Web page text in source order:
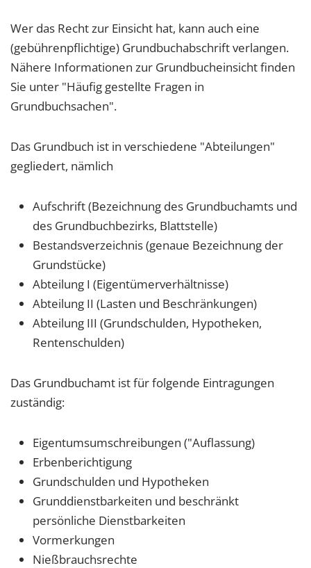
Wer das Recht zur Einsicht hat, kann auch eine
(gebührenpflichtige) Grundbuchabschrift verlangen.
Nähere Informationen zur Grundbucheinsicht finden
Sie unter "Häufig gestellte Fragen in
Grundbuchsachen".
Das Grundbuch ist in verschiedene "Abteilungen"
gegliedert, nämlich
Aufschrift (Bezeichnung des Grundbuchamts und
des Grundbuchbezirks, Blattstelle)
Bestandsverzeichnis (genaue Bezeichnung der
Grundstücke)
Abteilung I (Eigentümerverhältnisse)
Abteilung II (Lasten und Beschränkungen)
Abteilung III (Grundschulden, Hypotheken,
Rentenschulden)
Das Grundbuchamt ist für folgende Eintragungen
zuständig:
Eigentumsumschreibungen ("Auflassung)
Erbenberichtigung
Grundschulden und Hypotheken
Grunddienstbarkeiten und beschränkt
persönliche Dienstbarkeiten
Vormerkungen
Nießbrauchsrechte